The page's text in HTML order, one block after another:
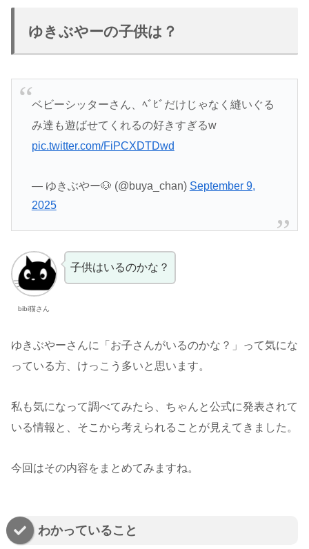
ゆきぶやーの子供は？
ベビーシッターさん、ﾍﾞﾋﾞだけじゃなく縫いぐる
み達も遊ばせてくれるの好きすぎるw
pic.twitter.com/FiPCXDTDwd
— ゆきぶやー🐶 (@buya_chan) September 9,
2025
bibi猫さん
子供はいるのかな？
ゆきぶやーさんに「お子さんがいるのかな？」って気にな
っている方、けっこう多いと思います。
私も気になって調べてみたら、ちゃんと公式に発表されて
いる情報と、そこから考えられることが見えてきました。
今回はその内容をまとめてみますね。
わかっていること